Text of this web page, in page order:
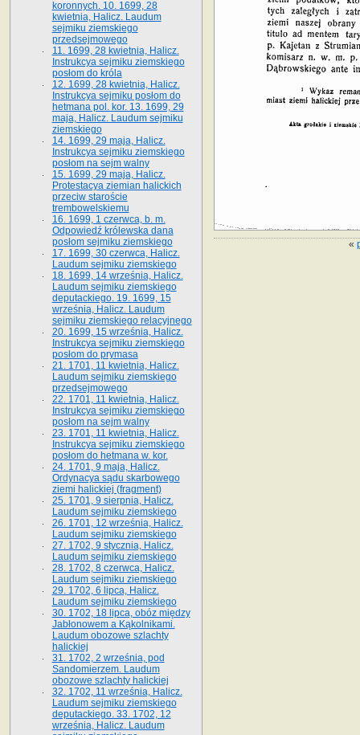
«
koronnych. 10. 1699, 28
kwietnia, Halicz. Laudum
sejmiku ziemskiego
przedsejmowego
11. 1699, 28 kwietnia, Halicz.
Instrukcya sejmiku ziemskiego
posłom do króla
12. 1699, 28 kwietnia, Halicz.
Instrukcya sejmiku posłom do
hetmana pol. kor. 13. 1699, 29
maja, Halicz. Laudum sejmiku
ziemskiego
14. 1699, 29 maja, Halicz.
Instrukcya sejmiku ziemskiego
posłom na sejm walny
15. 1699, 29 maja, Halicz.
Protestacya ziemian halickich
przeciw staroście
trembowelskiemu
16. 1699, 1 czerwca, b. m.
Odpowiedź królewska dana
posłom sejmiku ziemskiego
17. 1699, 30 czerwca, Halicz.
Laudum sejmiku ziemskiego
18. 1699, 14 września, Halicz.
Laudum sejmiku ziemskiego
deputackiego. 19. 1699, 15
września, Halicz. Laudum
sejmiku ziemskiego relacyjnego
20. 1699, 15 września, Halicz.
Instrukcya sejmiku ziemskiego
posłom do prymasa
21. 1701, 11 kwietnia, Halicz.
Laudum sejmiku ziemskiego
przedsejmowego
22. 1701, 11 kwietnia, Halicz.
Instrukcya sejmiku ziemskiego
posłom na sejm walny
23. 1701, 11 kwietnia, Halicz.
Instrukcya sejmiku ziemskiego
posłom do hetmana w. kor.
24. 1701, 9 maja, Halicz.
Ordynacya sądu skarbowego
ziemi halickiej (fragment)
25. 1701, 9 sierpnia, Halicz.
Laudum sejmiku ziemskiego
26. 1701, 12 września, Halicz.
Laudum sejmiku ziemskiego
27. 1702, 9 stycznia, Halicz.
Laudum sejmiku ziemskiego
28. 1702, 8 czerwca, Halicz.
Laudum sejmiku ziemskiego
29. 1702, 6 lipca, Halicz.
Laudum sejmiku ziemskiego
30. 1702, 18 lipca, obóz między
Jabłonowem a Kąkolnikami.
Laudum obozowe szlachty
halickiej
31. 1702, 2 września, pod
Sandomierzem. Laudum
obozowe szlachty halickiej
32. 1702, 11 września, Halicz.
Laudum sejmiku ziemskiego
deputackiego. 33. 1702, 12
września, Halicz. Laudum